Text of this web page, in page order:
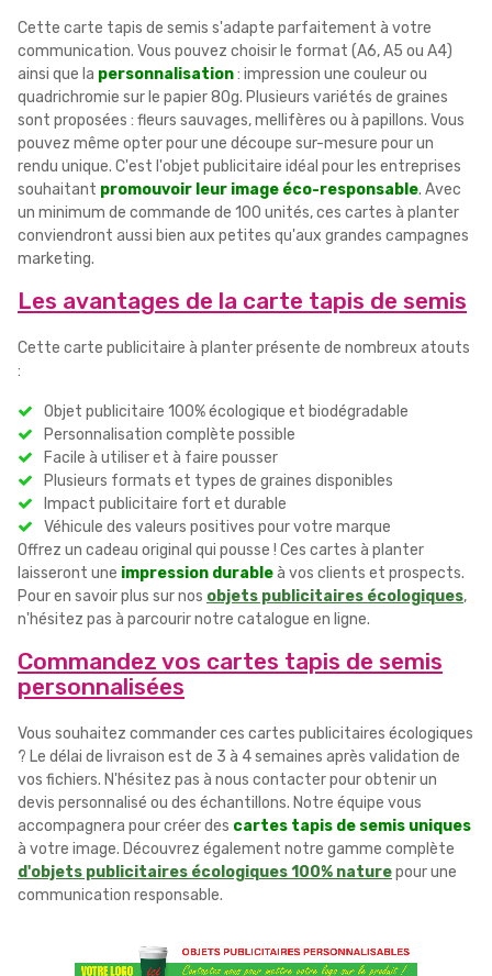
Cette carte tapis de semis s'adapte parfaitement à votre
communication. Vous pouvez choisir le format (A6, A5 ou A4)
ainsi que la personnalisation: impression une couleur ou
quadrichromie sur le papier 80g. Plusieurs variétés de graines
sont proposées : fleurs sauvages, mellifères ou à papillons. Vous
pouvez même opter pour une découpe sur-mesure pour un
rendu unique. C'est l'objet publicitaire idéal pour les entreprises
souhaitant promouvoir leur image éco-responsable. Avec
un minimum de commande de 100 unités, ces cartes à planter
conviendront aussi bien aux petites qu'aux grandes campagnes
marketing.
Les avantages de la carte tapis de semis
Cette carte publicitaire à planter présente de nombreux atouts
:
Objet publicitaire 100% écologique et biodégradable
Personnalisation complète possible
Facile à utiliser et à faire pousser
Plusieurs formats et types de graines disponibles
Impact publicitaire fort et durable
Véhicule des valeurs positives pour votre marque
Offrez un cadeau original qui pousse ! Ces cartes à planter
laisseront une impression durableà vos clients et prospects.
Pour en savoir plus sur nos objets publicitaires écologiques,
n'hésitez pas à parcourir notre catalogue en ligne.
Commandez vos cartes tapis de semis
personnalisées
Vous souhaitez commander ces cartes publicitaires écologiques
? Le délai de livraison est de 3 à 4 semaines après validation de
vos fichiers. N'hésitez pas à nous contacter pour obtenir un
devis personnalisé ou des échantillons. Notre équipe vous
accompagnera pour créer des cartes tapis de semis uniques
à votre image. Découvrez également notre gamme complète
d'objets publicitaires écologiques 100% naturepour une
communication responsable.